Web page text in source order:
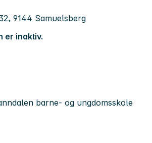
9144 Samuelsberg
er inaktiv.
barne- og ungdomsskole